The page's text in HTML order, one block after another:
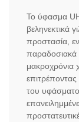
Το ύφασμα
βεληνεκτικά
προστασία,
παραδοσιακά
μακροχρόνια
επιτρέποντας
του